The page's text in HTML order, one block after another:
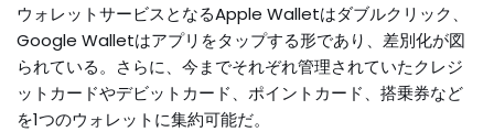
ウォレットサービスとなるApple Walletはダブルクリック、
Google Walletはアプリをタップする形であり、差別化が図
られている。さらに、今までそれぞれ管理されていたクレジ
ットカードやデビットカード、ポイントカード、搭乗券など
を1つのウォレットに集約可能だ。